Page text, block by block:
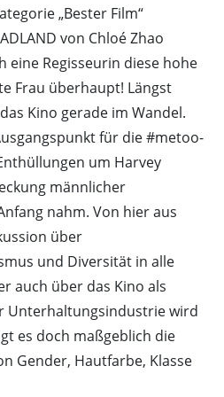
„Bester Film“
von Chloé Zhao
eine Regisseurin diese hohe
Frau überhaupt! Längst
Kino gerade im Wandel.
für die #metoo-
um Harvey
männlicher
nahm. Von hier aus
über
und Diversität in alle
auch über das Kino als
Unterhaltungsindustrie wird
es doch maßgeblich die
Gender, Hautfarbe, Klasse